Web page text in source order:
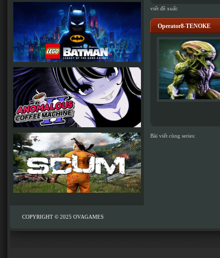
viết đề xuất:
Operator8-TENOKE
Bài viết cùng series:
COPYRIGHT © 2025 OVAGAMES